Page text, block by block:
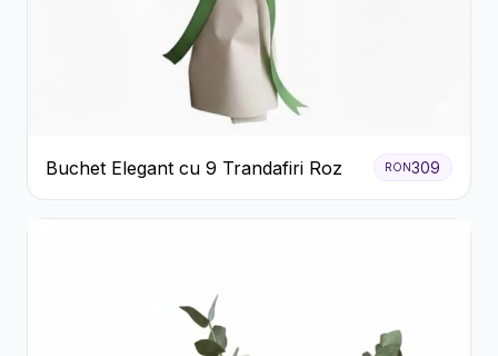
Buchet Elegant cu 9 Trandafiri Roz RON309